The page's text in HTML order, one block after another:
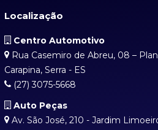
Localização
Centro Automotivo
Rua Casemiro de Abreu, 08 –
Carapina, Serra - ES
(27) 3075-5668
Auto Peças
Av. São José, 210 - Jardim